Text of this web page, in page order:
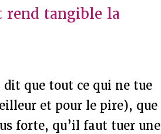
rend tangible la
que tout ce qui ne tue
et pour le pire), que
forte, qu’il faut tuer une